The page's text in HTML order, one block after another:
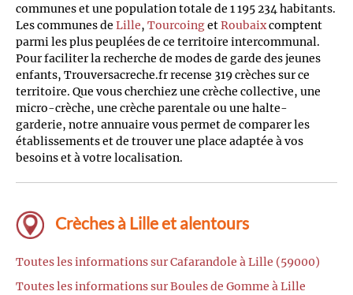
communes et une population totale de 1 195 234 habitants.
Les communes de Lille, TourcoingetRoubaixcomptent
parmi les plus peuplées de ce territoire intercommunal.
Pour faciliter la recherche de modes de garde des jeunes
enfants, Trouversacreche.fr recense 319 crèches sur ce
territoire. Que vous cherchiez une crèche collective, une
micro-crèche, une crèche parentale ou une halte-
garderie, notre annuaire vous permet de comparer les
établissements et de trouver une place adaptée à vos
besoins et à votre localisation.
Crèches à Lille et alentours
Toutes les informations sur Cafarandole à Lille (59000)
Toutes les informations sur Boules de Gomme à Lille